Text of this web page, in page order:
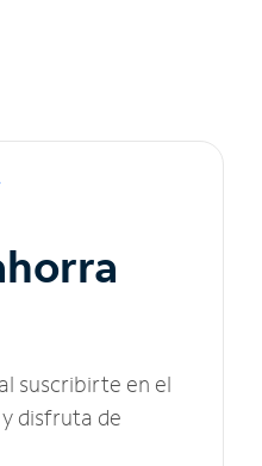
suscribirte en el
disfruta de